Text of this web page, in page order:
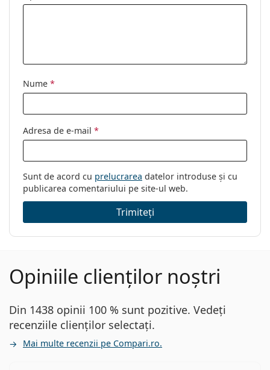
Nume *
Adresa de e-mail *
Sunt de acord cu prelucrarea datelor introduse și cu
publicarea comentariului pe site-ul web.
Trimiteți
Opiniile clienților noștri
Din 1438 opinii 100 % sunt pozitive. Vedeți
recenziile clienților selectați.
Mai multe recenzii pe Compari.ro.